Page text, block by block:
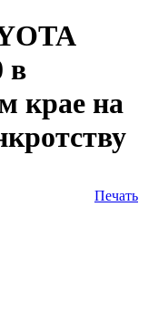
в
крае на
Печать